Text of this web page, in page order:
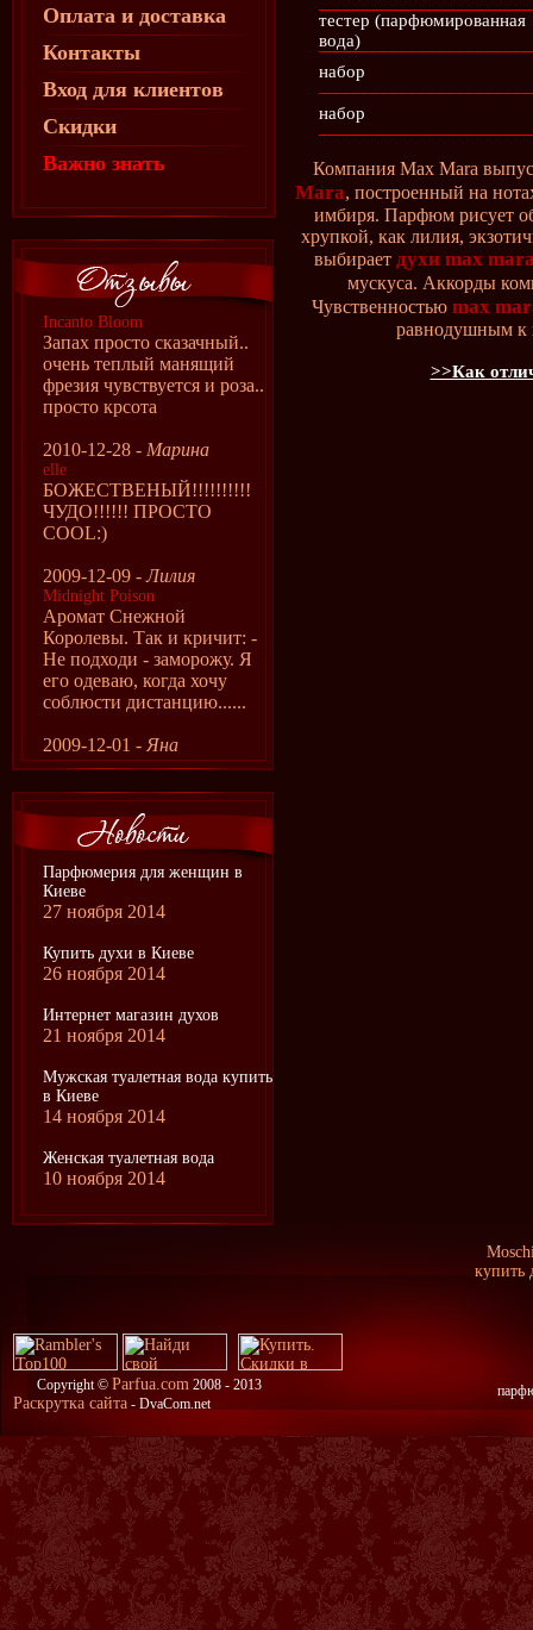
Оплата и доставка
Контакты
Вход для клиентов
Скидки
Важно знать
Incanto Bloom
Запах просто сказачный..
очень теплый манящий
фрезия чувствуется и роза..
просто крсота
2010-12-28 - Марина
elle
БОЖЕСТВЕНЫЙ!!!!!!!!!!
ЧУДО!!!!!! ПРОСТО
COOL:)
2009-12-09 -Лилия
Midnight Poison
Аромат Снежной
Королевы. Так и кричит: -
Не подходи - заморожу. Я
его одеваю, когда хочу
соблюсти дистанцию......
2009-12-01 - Яна
Парфюмерия для женщин в
Киеве
27 ноября 2014
Купить духи в Киеве
26 ноября 2014
Интернет магазин духов
21 ноября 2014
Мужская туалетная вода купить
в Киеве
14 ноября 2014
Женская туалетная вода
10 ноября 2014
тестер (парфюмированная
вода)
набор
набор
Компания Max Mara
Mara, построенный на
имбиря. Парфюм рисует
хрупкой, как лилия,
выбирает духи max
мускуса. Аккорды
Чувственностью max
равнодушным к
>>Как
купить
Copyright © Parfua.com 2008 - 2013
Раскрутка сайта - DvaCom.net